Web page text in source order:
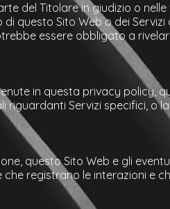
del Titolare in giudizio o
questo Sito Web o dei Servizi
essere obbligato a
in questa privacy policy,
riguardanti Servizi specifici, o
questo Sito Web e gli
registrano le interazioni e